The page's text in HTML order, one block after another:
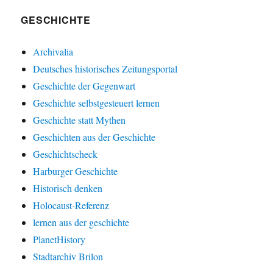
GESCHICHTE
Archivalia
Deutsches historisches Zeitungsportal
Geschichte der Gegenwart
Geschichte selbstgesteuert lernen
Geschichte statt Mythen
Geschichten aus der Geschichte
Geschichtscheck
Harburger Geschichte
Historisch denken
Holocaust-Referenz
lernen aus der geschichte
PlanetHistory
Stadtarchiv Brilon